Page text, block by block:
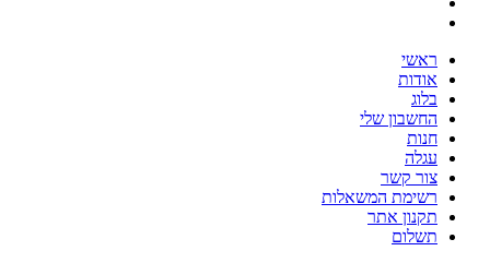
ראשי
אודות
בלוג
החשבון שלי
חנות
עגלה
צור קשר
רשימת המשאלות
תקנון אתר
תשלום